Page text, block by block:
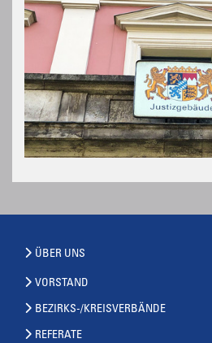
ÜBER UNS
VORSTAND
BEZIRKS-/KREISVERBÄNDE
REFERATE